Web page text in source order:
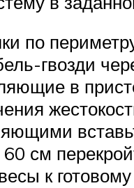
по
гвозди
в
см
к готовому